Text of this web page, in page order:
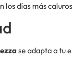
días más
se adapta a tu